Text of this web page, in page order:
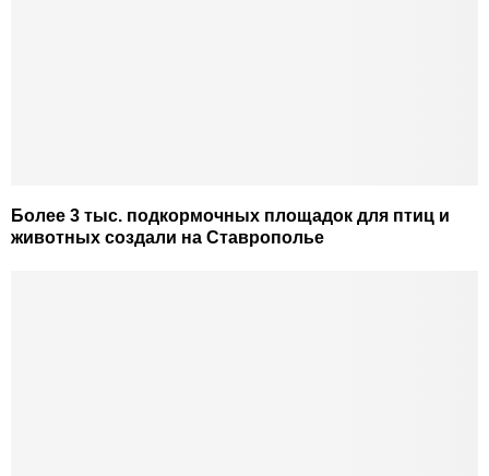
Более 3 тыс. подкормочных площадок для птиц и
животных создали на Ставрополье